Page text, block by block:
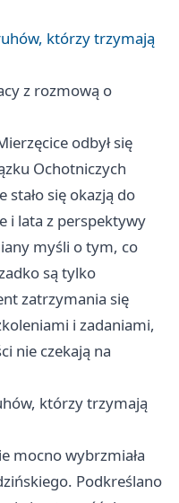
którzy trzymają
z rozmową o
odbył się
Ochotniczych
stało się okazją do
i lata z perspektywy
myśli o tym, co
są tylko
zatrzymania się
i zadaniami,
nie czekają na
którzy trzymają
mocno wybrzmiała
Podkreślano